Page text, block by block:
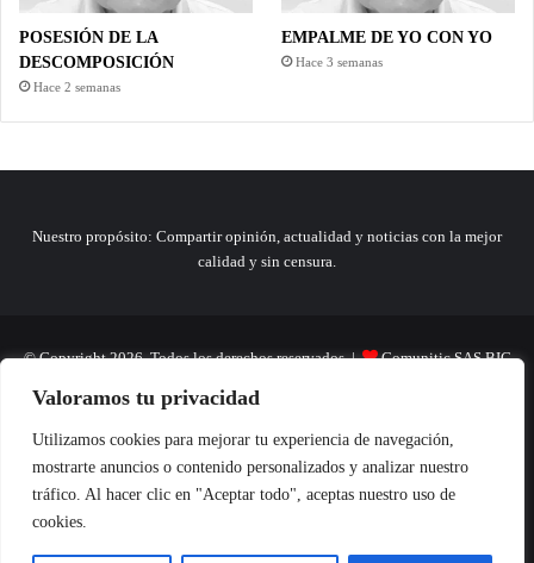
Valoramos tu privacidad
Utilizamos cookies para mejorar tu experiencia de navegación,
mostrarte anuncios o contenido personalizados y analizar nuestro
tráfico. Al hacer clic en "Aceptar todo", aceptas nuestro uso de
cookies.
POSESIÓN DE LA
DESCOMPOSICIÓN
Hace 2 semanas
EMPALME DE YO CON YO
Hace 3 semanas
Nuestro propósito: Compartir opinión, actualidad y noticias con la mejor
calidad y sin censura.
© Copyright 2026, Todos los derechos reservados | Comunitic SAS BIC
Nit 901228106
Home Actualidad Variedades Opinion Turismo Deportes
El Tinteadero Caricaturas Reportajes